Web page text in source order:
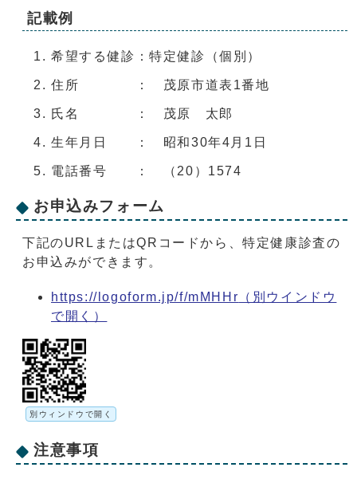
記載例
希望する健診：特定健診（個別）
住所 ： 茂原市道表1番地
氏名 ： 茂原 太郎
生年月日 ： 昭和30年4月1日
電話番号 ： （20）1574
お申込みフォーム
下記のURLまたはQRコードから、特定健康診査の
お申込みができます。
https://logoform.jp/f/mMHHr （別ウインドウ
で開く）
別ウィンドウで開く
注意事項